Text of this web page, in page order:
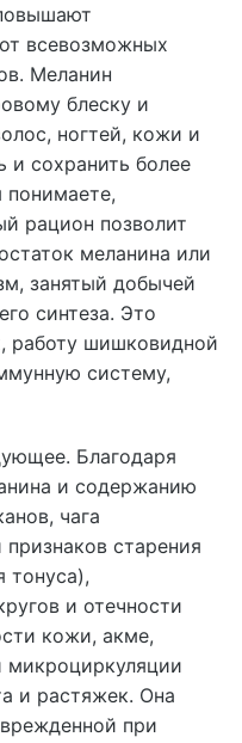
всевозможных
Меланин
блеску и
ногтей, кожи и
и сохранить более
рацион позволит
меланина или
занятый добычей
синтеза. Это
работу шишковидной
систему,
Благодаря
и содержанию
чага
старения
тонуса),
и отечности
кожи, акме,
микроциркуляции
и растяжек. Она
при